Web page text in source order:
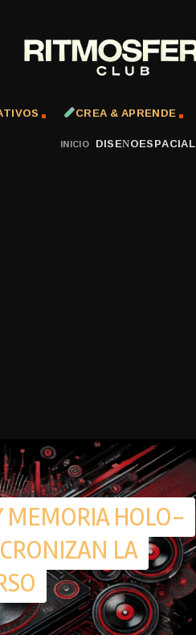
CREA & APRENDE
INICIO DISEÑOESPACIAL
MEMORIA HOLO-
LA